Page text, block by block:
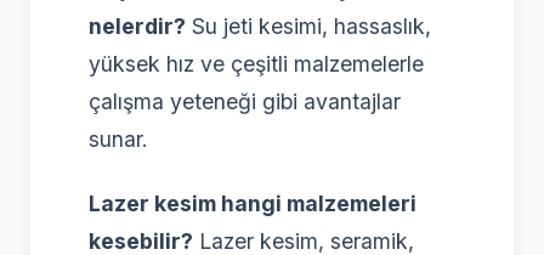
nelerdir? Su jeti kesimi, hassaslık,
yüksek hız ve çeşitli malzemelerle
çalışma yeteneği gibi avantajlar
sunar.
Lazer kesim hangi malzemeleri
kesebilir? Lazer kesim, seramik,